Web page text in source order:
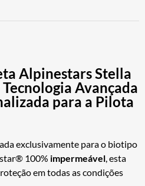
Alpinestars Stella
Tecnologia Avançada
para a Pilota
exclusivamente para o biotipo
100% impermeável, esta
em todas as condições